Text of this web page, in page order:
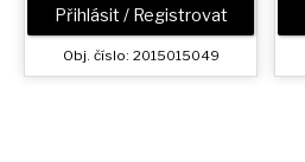
Přihlásit / Registrovat
Obj. číslo: 2015015049